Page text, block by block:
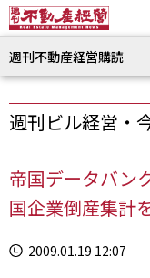
週刊不動産経営購読
週刊ビル経営・
帝国データバ
国企業倒産集計
2009.01.19 12:07